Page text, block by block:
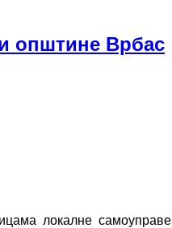
општине Врбас
локалне самоуправе